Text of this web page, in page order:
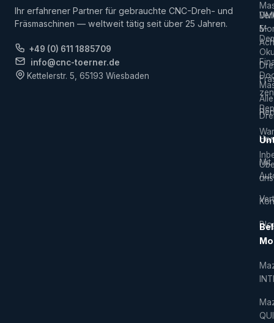
Ihr erfahrener Partner für gebrauchte CNC-Dreh- und
Fräsmaschinen — weltweit tätig seit über 25 Jahren.
+49 (0) 611 1885709
info@cnc-toerner.de
Kettelerstr. 5, 65193 Wiesbaden
5-
Mit
Alle
uns